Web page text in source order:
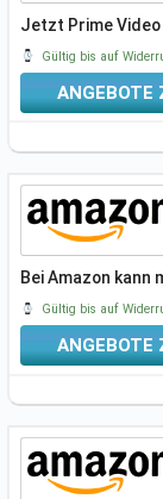
Jetzt Prime
kündbar.
Gültig bis auf
ANGEBOTE
Bei Amazon kann
das Liefern am
Gültig bis auf
ANGEBOTE